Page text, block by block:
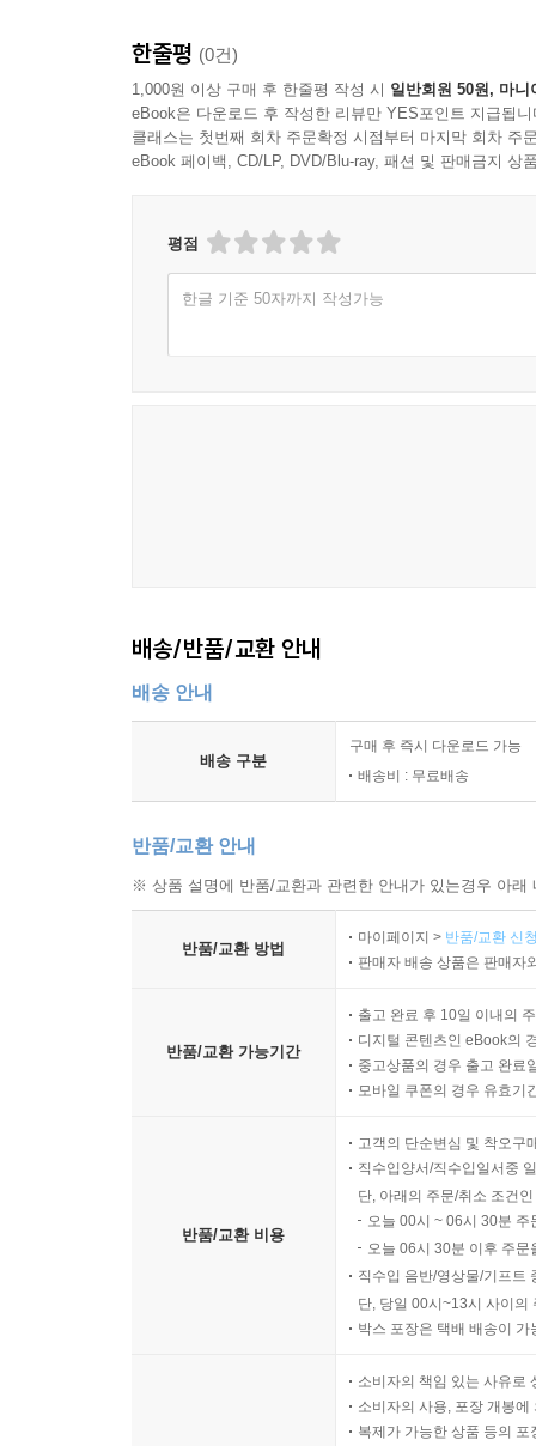
한줄평 (0건)
1,000원 이상 구매 후 한줄평 작성 시 일반회원 50원, 마니
eBook은 다운로드 후 작성한 리뷰만 YES포인트 지급됩니
클래스는 첫번째 회차 주문확정 시점부터 마지막 회차 주
eBook 페이백, CD/LP, DVD/Blu-ray, 패션 및 판매금지 상
평점
한글 기준 50자까지 작성가능
배송/반품/교환 안내
배송 안내
배송 구분
구매 후 즉시 다운로드 가능
배송비 : 무료배송
반품/교환 안내
※ 상품 설명에 반품/교환과 관련한 안내가 있는경우 아
반품/교환 방법
마이페이지 > 반품/교환 신
판매자 배송 상품은 판매자
반품/교환 가능기간
출고 완료 후 10일 이내의
디지털 콘텐츠인 eBook의
중고상품의 경우 출고 완료
모바일 쿠폰의 경우 유효기
반품/교환 비용
고객의 단순변심 및 착오구
직수입양서/직수입일서중
단, 아래의 주문/취소 조건
오늘 00시 ~ 06시 30분
오늘 06시 30분 이후 주
직수입 음반/영상물/기프트
단, 당일 00시~13시 사이의
박스 포장은 택배 배송이
소비자의 책임 있는 사유로
소비자의 사용, 포장 개봉
복제가 가능한 상품 등의